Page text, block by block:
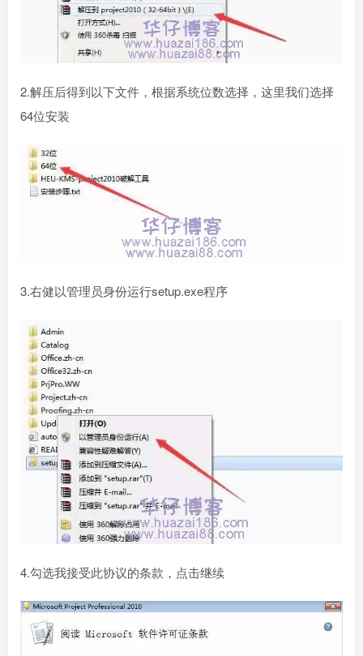
2.解压后得到以下文件，根据系统位数选择，这里我们选择
64位安装
3.右健以管理员身份运行setup.exe程序
4.勾选我接受此协议的条款，点击继续